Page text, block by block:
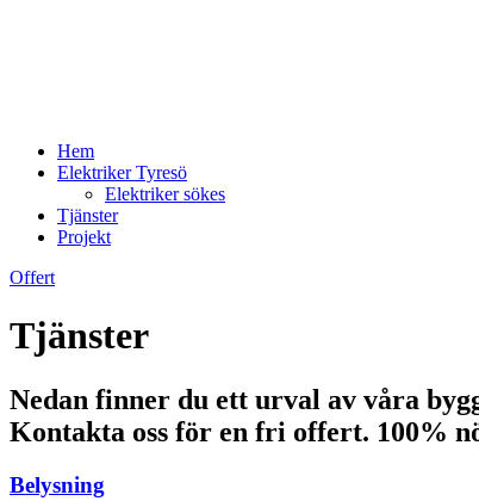
Hem
Elektriker Tyresö
Elektriker sökes
Tjänster
Projekt
Offert
Tjänster
Nedan finner du ett urval av våra
Kontakta oss för en fri offert. 100%
Belysning